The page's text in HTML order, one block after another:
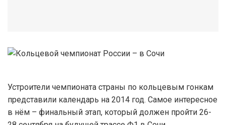
Устроители чемпионата страны по кольцевым гонкам
представили календарь на 2014 год. Самое интересное
в нём – финальный этап, который должен пройти 26-